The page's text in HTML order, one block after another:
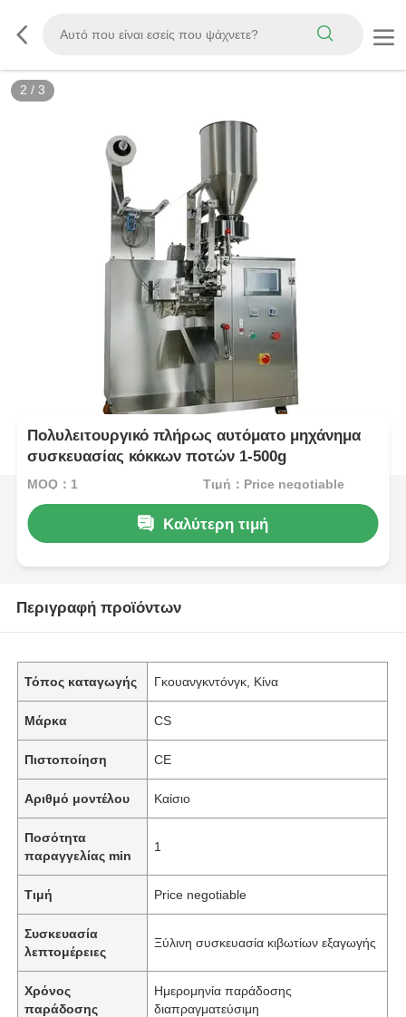
2 / 3
Πολυλειτουργικό πλήρως αυτόματο μηχάνημα
συσκευασίας κόκκων ποτών 1-500g
MOQ：1 Τιμή：Price negotiable
Καλύτερη τιμή
Περιγραφή προϊόντων
Τόπος καταγωγής Γκουανγκντόνγκ, Κίνα
Μάρκα CS
Πιστοποίηση CE
Αριθμό μοντέλου Καίσιο
Ποσότητα
παραγγελίας min
1
Τιμή Price negotiable
Συσκευασία
λεπτομέρειες
Ξύλινη συσκευασία κιβωτίων εξαγωγής
Χρόνος
παράδοσης
Ημερομηνία παράδοσης
διαπραγματεύσιμη